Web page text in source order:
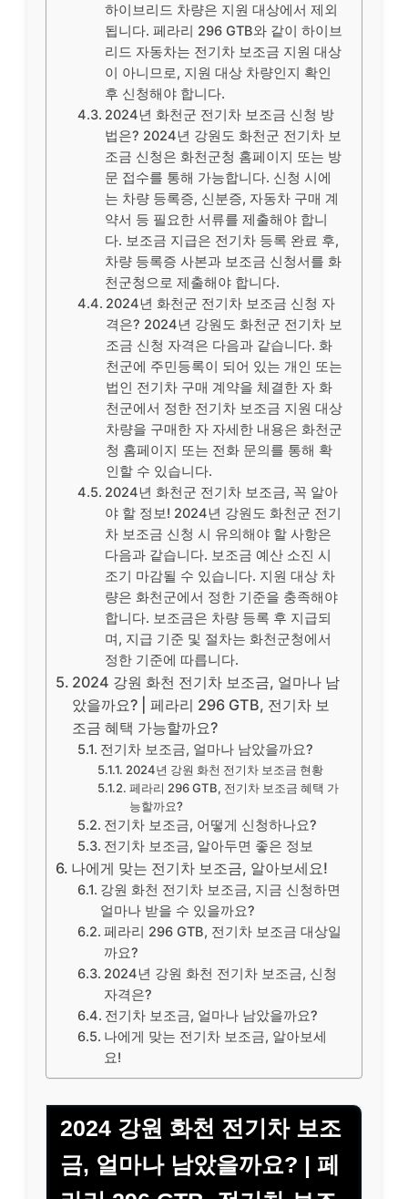
하이브리드 차량은 지원 대상에서 제외
됩니다. 페라리 296 GTB와 같이 하이브
리드 자동차는 전기차 보조금 지원 대상
이 아니므로, 지원 대상 차량인지 확인
후 신청해야 합니다.
2024년 화천군 전기차 보조금 신청 방
법은? 2024년 강원도 화천군 전기차 보
조금 신청은 화천군청 홈페이지 또는 방
문 접수를 통해 가능합니다. 신청 시에
는 차량 등록증, 신분증, 자동차 구매 계
약서 등 필요한 서류를 제출해야 합니
다. 보조금 지급은 전기차 등록 완료 후,
차량 등록증 사본과 보조금 신청서를 화
천군청으로 제출해야 합니다.
2024년 화천군 전기차 보조금 신청 자
격은? 2024년 강원도 화천군 전기차 보
조금 신청 자격은 다음과 같습니다. 화
천군에 주민등록이 되어 있는 개인 또는
법인 전기차 구매 계약을 체결한 자 화
천군에서 정한 전기차 보조금 지원 대상
차량을 구매한 자 자세한 내용은 화천군
청 홈페이지 또는 전화 문의를 통해 확
인할 수 있습니다.
2024년 화천군 전기차 보조금, 꼭 알아
야 할 정보! 2024년 강원도 화천군 전기
차 보조금 신청 시 유의해야 할 사항은
다음과 같습니다. 보조금 예산 소진 시
조기 마감될 수 있습니다. 지원 대상 차
량은 화천군에서 정한 기준을 충족해야
합니다. 보조금은 차량 등록 후 지급되
며, 지급 기준 및 절차는 화천군청에서
정한 기준에 따릅니다.
2024 강원 화천 전기차 보조금, 얼마나 남
았을까요? | 페라리 296 GTB, 전기차 보
조금 혜택 가능할까요?
전기차 보조금, 얼마나 남았을까요?
2024년 강원 화천 전기차 보조금 현황
페라리 296 GTB, 전기차 보조금 혜택 가
능할까요?
전기차 보조금, 어떻게 신청하나요?
전기차 보조금, 알아두면 좋은 정보
나에게 맞는 전기차 보조금, 알아보세요!
강원 화천 전기차 보조금, 지금 신청하면
얼마나 받을 수 있을까요?
페라리 296 GTB, 전기차 보조금 대상일
까요?
2024년 강원 화천 전기차 보조금, 신청
자격은?
전기차 보조금, 얼마나 남았을까요?
나에게 맞는 전기차 보조금, 알아보세
요!
2024 강원 화천 전기차 보조
금, 얼마나 남았을까요? | 페